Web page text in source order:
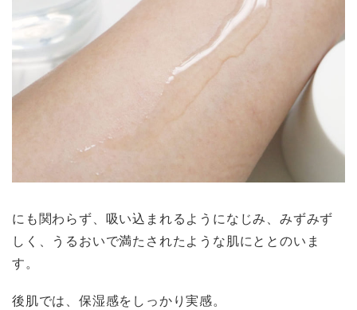
にも関わらず、吸い込まれるようになじみ、みずみず
しく、うるおいで満たされたような肌にととのいま
す。
後肌では、保湿感をしっかり実感。